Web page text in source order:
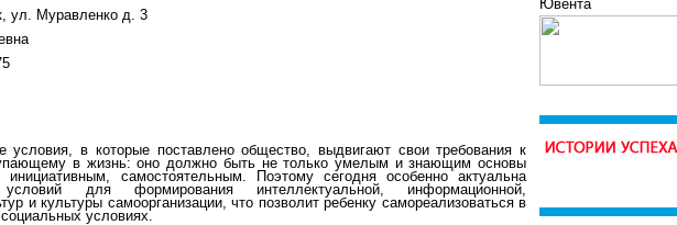
ул. Муравленко д. 3
условия, в которые поставлено общество, выдвигают свои требования к
в жизнь: оно должно быть не только умелым и знающим основы
самостоятельным. Поэтому сегодня особенно актуальна
для формирования интеллектуальной, информационной,
и культуры самоорганизации, что позволит ребенку самореализоваться в
условиях.